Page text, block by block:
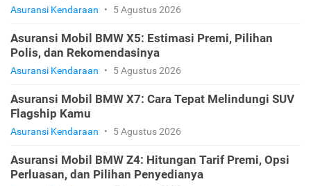
Asuransi Kendaraan • 5 Agustus 2026
Asuransi Mobil BMW X5: Estimasi Premi, Pilihan
Polis, dan Rekomendasinya
Asuransi Kendaraan • 5 Agustus 2026
Asuransi Mobil BMW X7: Cara Tepat Melindungi SUV
Flagship Kamu
Asuransi Kendaraan • 5 Agustus 2026
Asuransi Mobil BMW Z4: Hitungan Tarif Premi, Opsi
Perluasan, dan Pilihan Penyedianya